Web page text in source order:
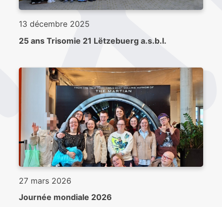
13 décembre 2025
25 ans Trisomie 21 Lëtzebuerg a.s.b.l.
27 mars 2026
Journée mondiale 2026